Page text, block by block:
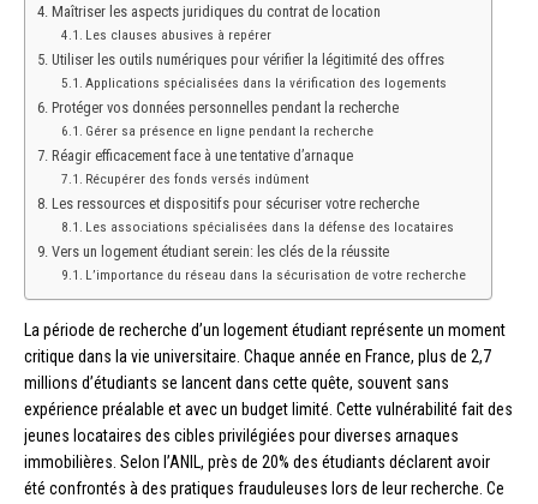
Maîtriser les aspects juridiques du contrat de location
Les clauses abusives à repérer
Utiliser les outils numériques pour vérifier la légitimité des offres
Applications spécialisées dans la vérification des logements
Protéger vos données personnelles pendant la recherche
Gérer sa présence en ligne pendant la recherche
Réagir efficacement face à une tentative d’arnaque
Récupérer des fonds versés indûment
Les ressources et dispositifs pour sécuriser votre recherche
Les associations spécialisées dans la défense des locataires
Vers un logement étudiant serein: les clés de la réussite
L’importance du réseau dans la sécurisation de votre recherche
La période de recherche d’un logement étudiant représente un moment
critique dans la vie universitaire. Chaque année en France, plus de 2,7
millions d’étudiants se lancent dans cette quête, souvent sans
expérience préalable et avec un budget limité. Cette vulnérabilité fait des
jeunes locataires des cibles privilégiées pour diverses arnaques
immobilières. Selon l’ANIL, près de 20% des étudiants déclarent avoir
été confrontés à des pratiques frauduleuses lors de leur recherche. Ce